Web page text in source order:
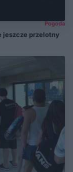
Pogoda
jeszcze przelotny